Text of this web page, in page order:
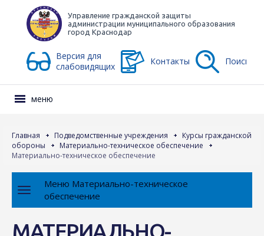
Управление гражданской защиты
администрации муниципального образования
город Краснодар
Версия для
слабовидящих
Контакты Поиск
меню
Главная Подведомственные учреждения
Курсы гражданской
обороны
Материально-техническое обеспечение
Материально-техническое обеспечение
Меню Материально-техническое
обеспечение
МАТЕРИАЛЬНО-